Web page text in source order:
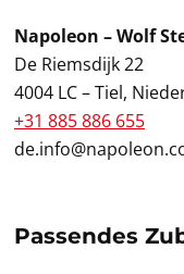
Napoleon – Wolf
De Riemsdijk 22
4004 LC – Tiel,
+31 885 886 655
Passendes